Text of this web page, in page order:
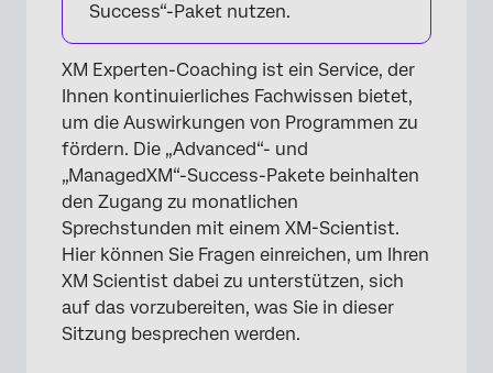
Success“-Paket nutzen.
XM Experten-Coaching ist ein Service, der
Ihnen kontinuierliches Fachwissen bietet,
um die Auswirkungen von Programmen zu
fördern. Die „Advanced“- und
„ManagedXM“-Success-Pakete beinhalten
den Zugang zu monatlichen
Sprechstunden mit einem XM-Scientist.
Hier können Sie Fragen einreichen, um Ihren
XM Scientist dabei zu unterstützen, sich
auf das vorzubereiten, was Sie in dieser
Sitzung besprechen werden.